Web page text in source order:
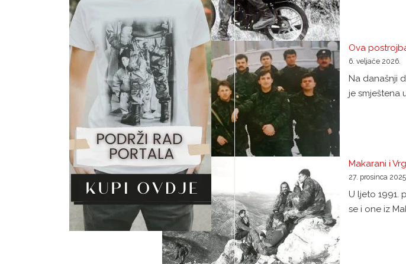
Ova
6. veljače 2026.
Na današnji
je smještena
Makarani i
27. prosinca 2025.
U ljeto 1991.
se i one iz